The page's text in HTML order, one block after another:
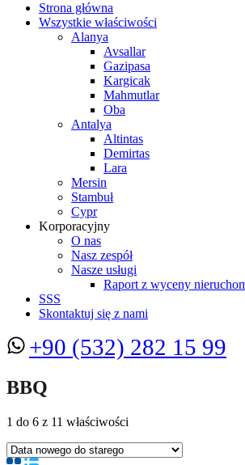
Strona główna
Wszystkie właściwości
Alanya
Avsallar
Gazipasa
Kargicak
Mahmutlar
Oba
Antalya
Altintas
Demirtas
Lara
Mersin
Stambuł
Cypr
Korporacyjny
O nas
Nasz zespół
Nasze usługi
Raport z wyceny
SSS
Skontaktuj się z nami
+90 (532) 282 15 99
BBQ
1 do 6 z 11 właściwości